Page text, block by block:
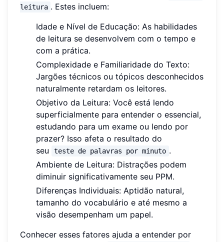
leitura . Estes incluem:
Idade e Nível de Educação: As habilidades
de leitura se desenvolvem com o tempo e
com a prática.
Complexidade e Familiaridade do Texto:
Jargões técnicos ou tópicos desconhecidos
naturalmente retardam os leitores.
Objetivo da Leitura: Você está lendo
superficialmente para entender o essencial,
estudando para um exame ou lendo por
prazer? Isso afeta o resultado do
seu
teste de palavras por minuto .
Ambiente de Leitura: Distrações podem
diminuir significativamente seu PPM.
Diferenças Individuais: Aptidão natural,
tamanho do vocabulário e até mesmo a
visão desempenham um papel.
Conhecer esses fatores ajuda a entender por